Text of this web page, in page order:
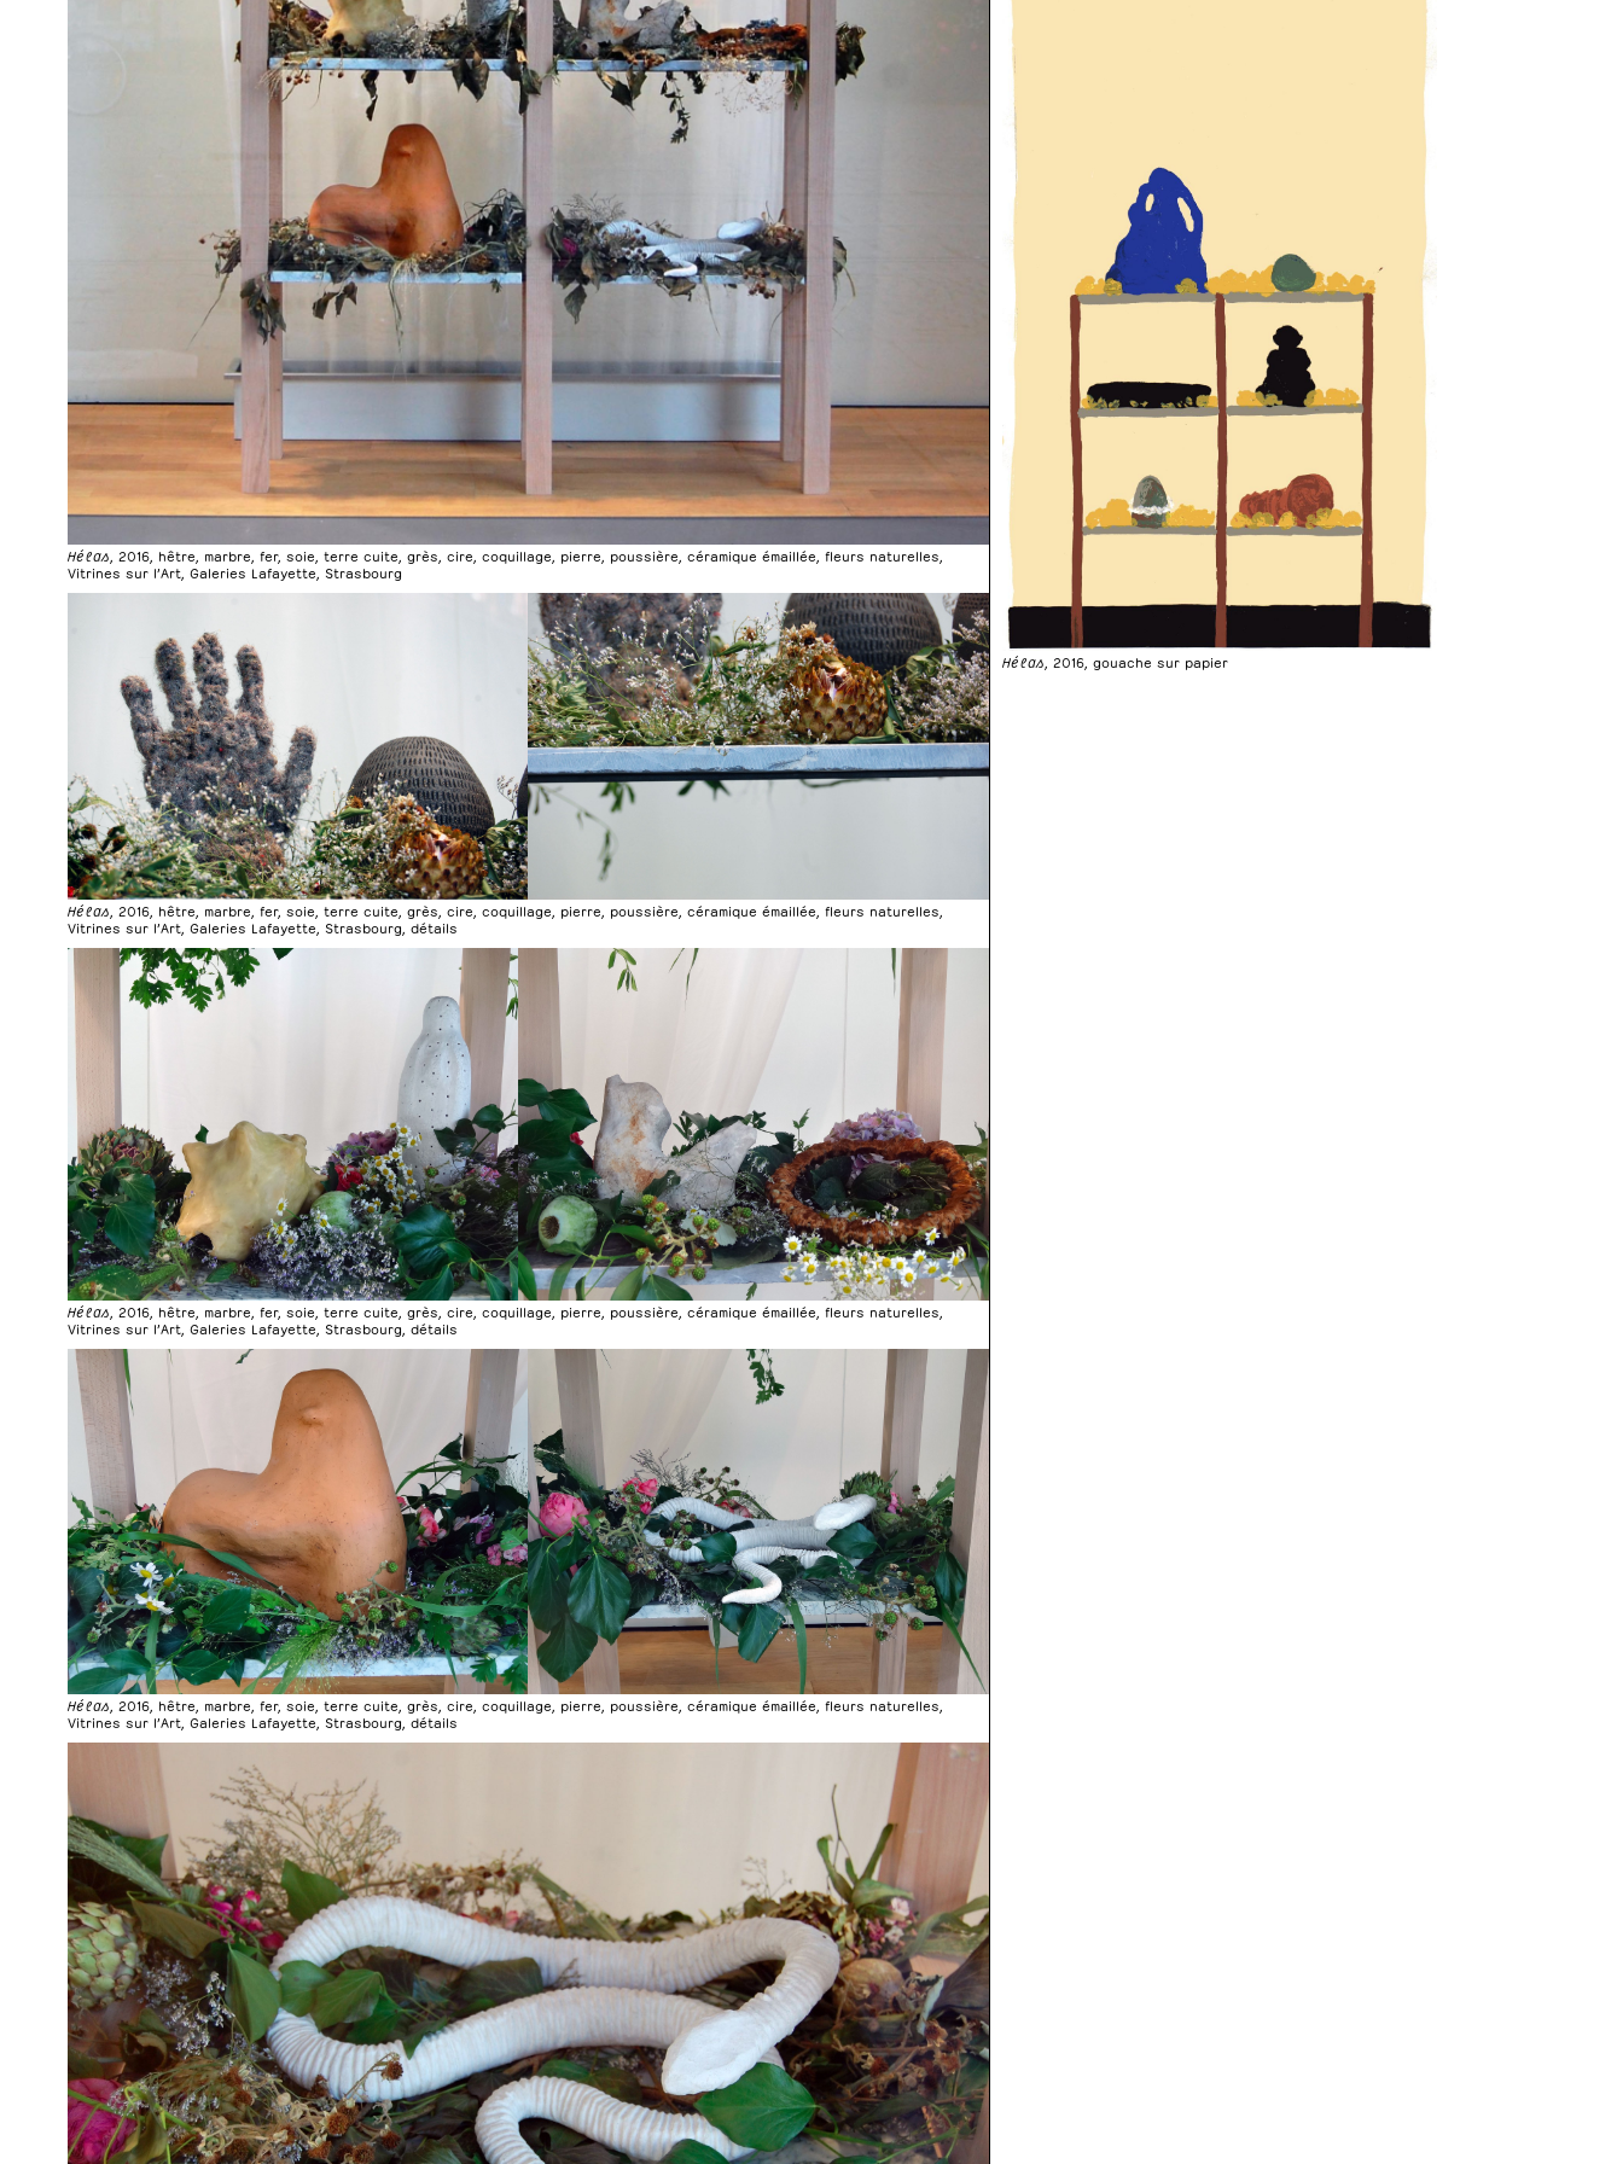
Hélas, 2016, gouache sur papier
Hélas, 2016, hêtre, marbre, fer, soie, terre cuite, grès, cire, coquillage, pierre, poussière, céramique émaillée, fleurs naturelles,
Vitrines sur l’Art, Galeries Lafayette, Strasbourg
Hélas, 2016, hêtre, marbre, fer, soie, terre cuite, grès, cire, coquillage, pierre, poussière, céramique émaillée, fleurs naturelles,
Vitrines sur l’Art, Galeries Lafayette, Strasbourg, détails
Hélas, 2016, hêtre, marbre, fer, soie, terre cuite, grès, cire, coquillage, pierre, poussière, céramique émaillée, fleurs naturelles,
Vitrines sur l’Art, Galeries Lafayette, Strasbourg, détails
Hélas, 2016, hêtre, marbre, fer, soie, terre cuite, grès, cire, coquillage, pierre, poussière, céramique émaillée, fleurs naturelles,
Vitrines sur l’Art, Galeries Lafayette, Strasbourg, détails